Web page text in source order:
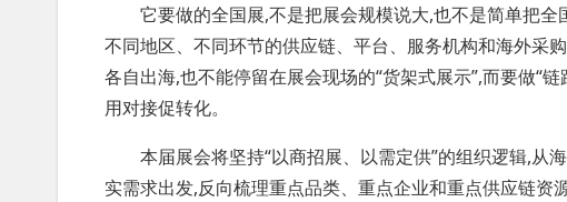
它要做的全国展,不是把展会规模说大,也不是简单把全
不同地区、不同环节的供应链、平台、服务机构和海外采
各自出海,也不能停留在展会现场的“货架式展示”,而要做“
用对接促转化。
本届展会将坚持“以商招展、以需定供”的组织逻辑,从
实需求出发,反向梳理重点品类、重点企业和重点供应链